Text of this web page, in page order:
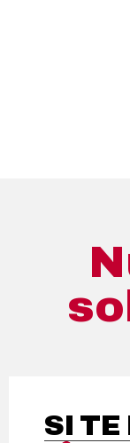
SI TE